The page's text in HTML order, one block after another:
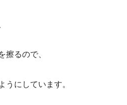
擦るので、
うにしています。